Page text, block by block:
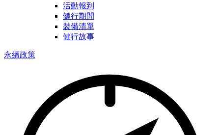
活動報到
健行期間
裝備清單
健行故事
永續政策